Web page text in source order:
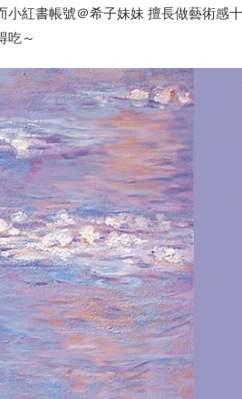
紅書帳號＠希子妹妹 擅長做藝術感
吃～